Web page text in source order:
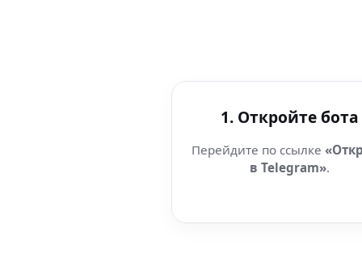
1. Откройте бота
Перейдите по ссылке
в Telegram».